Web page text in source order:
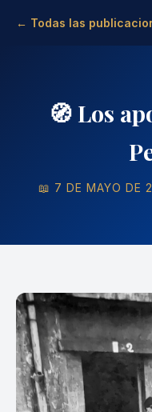
← Todas las
🧭 Los
📖 7 DE MAYO DE